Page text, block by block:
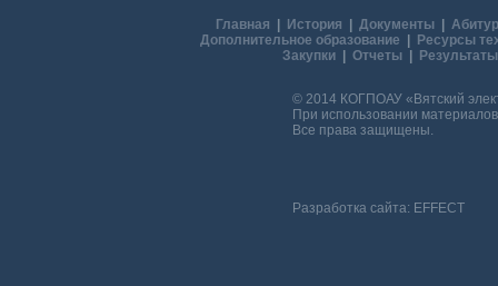
Главная История Документы|
Дополнительное образование
Ресурсы
Закупки| Отчеты|
© 2014 КОГПОАУ «Вятский
При использовании
Все права защищены.
Разработка сайта: EFFECT